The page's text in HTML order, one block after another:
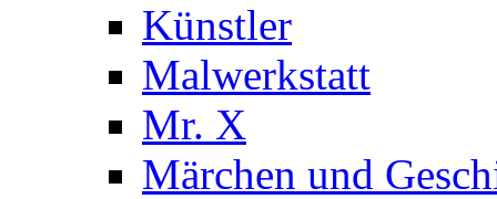
Künstler
Malwerkstatt
Mr. X
Märchen und